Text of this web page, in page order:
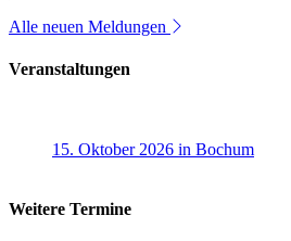
Alle neuen Meldungen
Veranstaltungen
15. Oktober 2026 in Bochum
Weitere Termine